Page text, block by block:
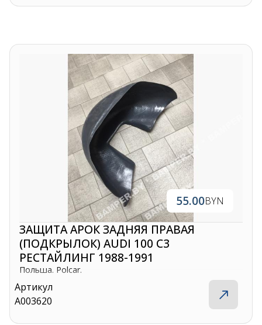
55.00BYN
ЗАЩИТА АРОК ЗАДНЯЯ ПРАВАЯ
(ПОДКРЫЛОК) AUDI 100 C3
РЕСТАЙЛИНГ 1988-1991
Польша. Polcar.
Артикул
A003620